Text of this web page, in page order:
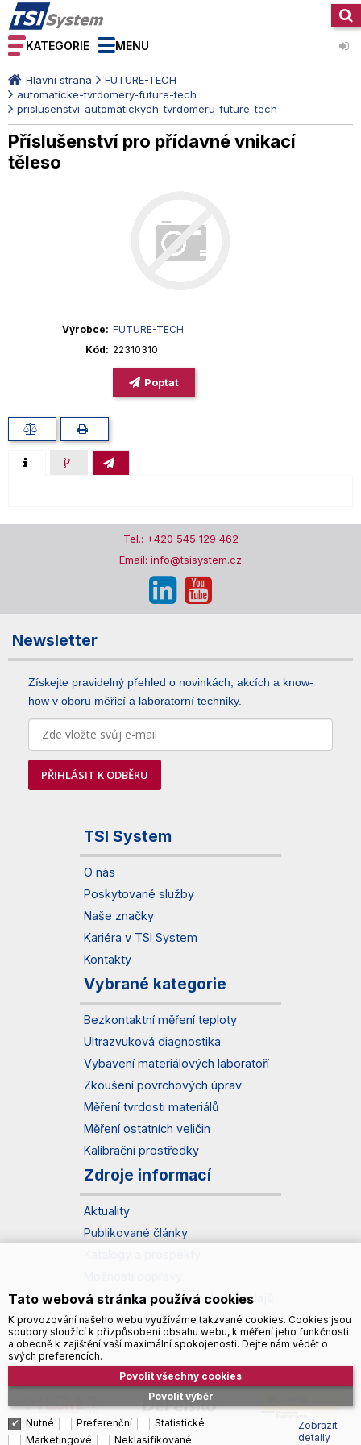
KATEGORIE MENU
Hlavní strana
FUTURE-TECH
automaticke-tvrdomery-future-tech
prislusenstvi-automatickych-tvrdomeru-future-tech
Příslušenství pro přídavné vnikací
těleso
Výrobce
FUTURE-TECH
Kód
22310310
Poptat
Tel.: +420 545 129 462
Email: info@tsisystem.cz
Newsletter
Získejte pravidelný přehled o novinkách, akcích a know-
how v oboru měřicí a laboratorní techniky.
PŘIHLÁSIT K ODBĚRU
TSI System
O nás
Poskytované služby
Naše značky
Kariéra v TSI System
Kontakty
Vybrané kategorie
Bezkontaktní měření teploty
Ultrazvuková diagnostika
Vybavení materiálových laboratoří
Zkoušení povrchových úprav
Měření tvrdosti materiálů
Měření ostatních veličin
Kalibrační prostředky
Zdroje informací
Aktuality
Publikované články
Zásady zpracování osobních údajů
Správa souborů cookies
Tato webová stránka používá cookies
K provozování našeho webu využíváme takzvané cookies. Cookies jsou
soubory sloužící k přizpůsobení obsahu webu, k měření jeho funkčnosti
a obecně k zajištění vaší maximální spokojenosti. Dejte nám vědět o
svých preferencích.
Povolit výběr
Povolit všechny cookies
Nutné Preferenční
Statistické
Marketingové
Neklasifikované
Zobrazit
detaily